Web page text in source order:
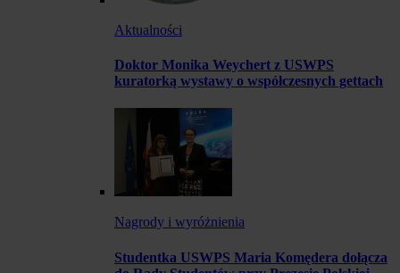
Aktualności
Doktor Monika Weychert z USWPS
kuratorką wystawy o współczesnych gettach
Nagrody i wyróżnienia
Studentka USWPS Maria Komędera dołącza